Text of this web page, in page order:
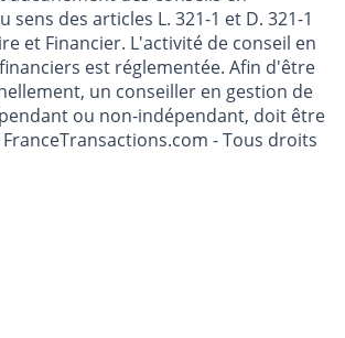
publiés sur le guide de
aucunement des conseils en
sens des articles L. 321-1 et D. 321-1
et Financier. L'activité de conseil en
est réglementée. Afin d'être
un conseiller en gestion de
ou non-indépendant, doit être